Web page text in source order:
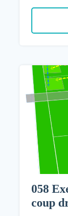
058
coup